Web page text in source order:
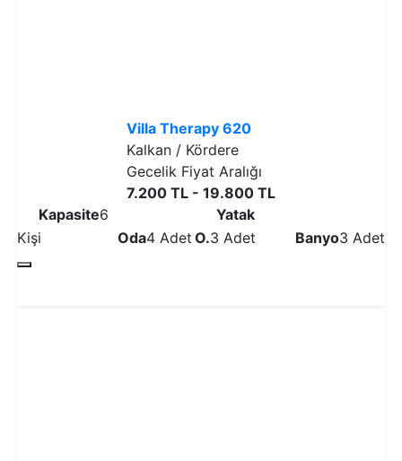
Villa Therapy 620
Kalkan / Kördere
Gecelik Fiyat Aralığı
7.200 TL - 19.800 TL
Kapasite6
Kişi
Oda4 Adet
Yatak
O.3 Adet Banyo3 Adet